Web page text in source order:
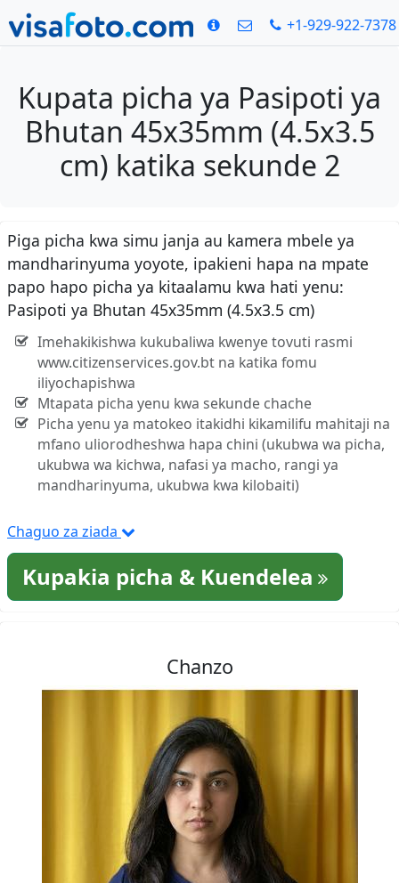
+1-929-922-7378
Kupata picha ya Pasipoti ya
Bhutan 45x35mm (4.5x3.5
cm) katika sekunde 2
Piga picha kwa simu janja au kamera mbele ya
mandharinyuma yoyote, ipakieni hapa na mpate
papo hapo picha ya kitaalamu kwa hati yenu:
Pasipoti ya Bhutan 45x35mm (4.5x3.5 cm)
Imehakikishwa kukubaliwa kwenye tovuti rasmi
www.citizenservices.gov.bt na katika fomu
iliyochapishwa
Mtapata picha yenu kwa sekunde chache
Picha yenu ya matokeo itakidhi kikamilifu mahitaji na
mfano uliorodheshwa hapa chini (ukubwa wa picha,
ukubwa wa kichwa, nafasi ya macho, rangi ya
mandharinyuma, ukubwa kwa kilobaiti)
Chaguo za ziada
Kupakia picha & Kuendelea
Chanzo